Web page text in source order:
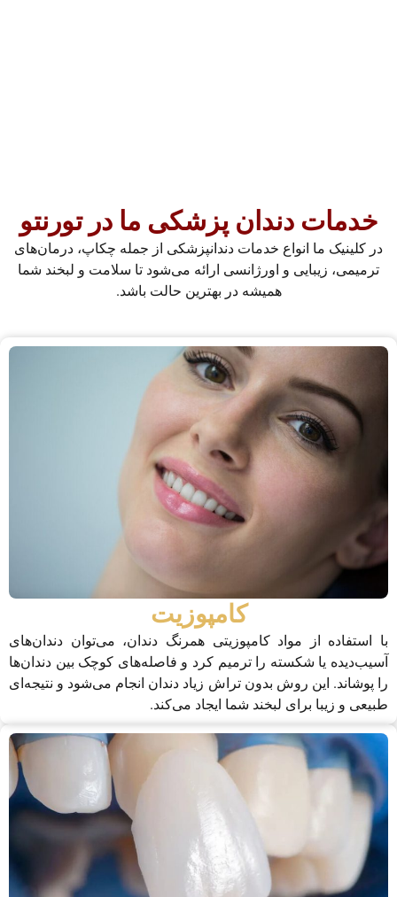
خدمات دندان پزشکی ما در تورنتو
در کلینیک ما انواع خدمات دندانپزشکی از جمله چکاپ، درمان‌های
ترمیمی، زیبایی و اورژانسی ارائه می‌شود تا سلامت و لبخند شما
همیشه در بهترین حالت باشد.
کامپوزیت
با استفاده از مواد کامپوزیتی همرنگ دندان، می‌توان دندان‌های
آسیب‌دیده یا شکسته را ترمیم کرد و فاصله‌های کوچک بین دندان‌ها
را پوشاند. این روش بدون تراش زیاد دندان انجام می‌شود و نتیجه‌ای
طبیعی و زیبا برای لبخند شما ایجاد می‌کند.